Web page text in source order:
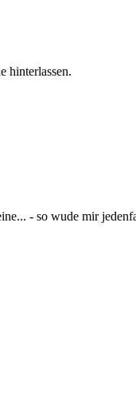
hinterlassen.
- so wude mir